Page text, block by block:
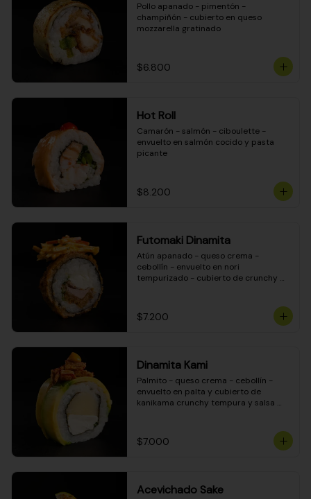
Pollo apanado - pimentón -
champiñón - cubierto en queso
mozzarella gratinado
$6.800
Hot Roll
Camarón - salmón - ciboulette -
envuelto en salmón cocido y pasta
picante
$8.200
Futomaki Dinamita
Atún apanado - queso crema -
cebollín - envuelto en nori
tempurizado - cubierto de crunchy
$7.200
Dinamita Kami
Palmito - queso crema - cebollín -
envuelto en palta y cubierto de
kanikama crunchy tempura y salsa
$7.000
Acevichado Sake